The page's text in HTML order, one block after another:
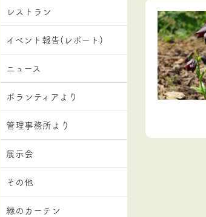
レストラン
イベント報告(レポート)
ニュース
ボランティアより
管理事務所より
展示会
その他
緑のカーテン